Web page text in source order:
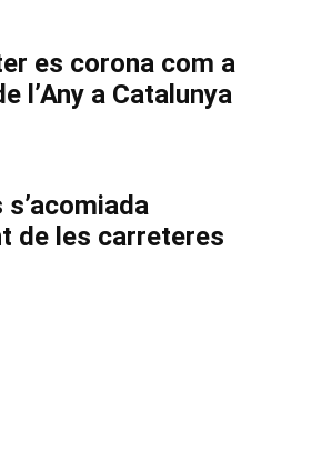
es corona com a
l’Any a Catalunya
de les carreteres